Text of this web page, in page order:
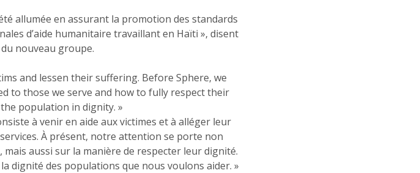
allumée en assurant la promotion des standards
d’aide humanitaire travaillant en Haïti », disent
nouveau groupe.
and lessen their suffering. Before Sphere, we
to those we serve and how to fully respect their
population in dignity. »
à venir en aide aux victimes et à alléger leur
À présent, notre attention se porte non
aussi sur la manière de respecter leur dignité.
dignité des populations que nous voulons aider. »